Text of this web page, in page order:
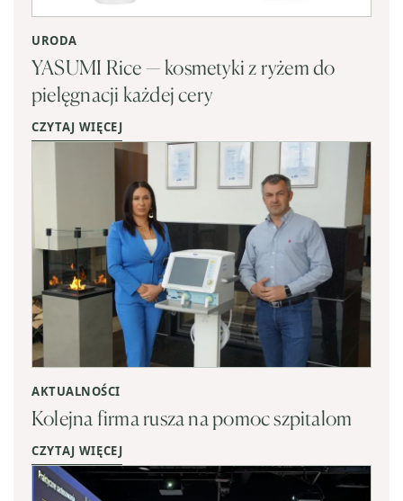
URODA
YASUMI Rice — kosmetyki z ryżem do
pielęgnacji każdej cery
CZYTAJ WIĘCEJ
AKTUALNOŚCI
Kolejna firma rusza na pomoc szpitalom
CZYTAJ WIĘCEJ